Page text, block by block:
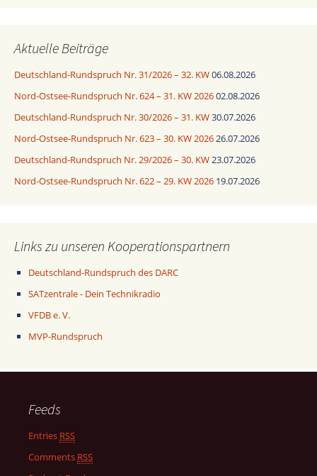
Aktuelle Beiträge
Deutschland-Rundspruch Nr. 31/2026 – 32. KW06.08.2026
Nord-Ostsee-Rundspruch Nr. 624 – 31. KW 202602.08.2026
Deutschland-Rundspruch Nr. 30/2026 – 31. KW30.07.2026
Nord-Ostsee-Rundspruch Nr. 623 – 30. KW 202626.07.2026
Deutschland-Rundspruch Nr. 29/2026 – 30. KW23.07.2026
Nord-Ostsee-Rundspruch Nr. 622 – 29. KW 2026 19.07.2026
Links zu unseren Kooperationspartnern
Deutschland-Rundspruch des DARC
SATzentrale - Dein Technikradio
VFDB e. V.
MVP-Rundspruch
Feeds
Entries RSS
Comments RSS